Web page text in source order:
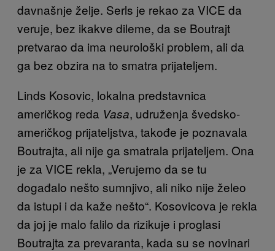
davnašnje želje. Serls je rekao za VICE da
veruje, bez ikakve dileme, da se Boutrajt
pretvarao da ima neurološki problem, ali da
ga bez obzira na to smatra prijateljem.
Linds Kosovic, lokalna predstavnica
američkog reda Vasa, udruženja švedsko-
američkog prijateljstva, takođe je poznavala
Boutrajta, ali nije ga smatrala prijateljem. Ona
je za VICE rekla, „Verujemo da se tu
događalo nešto sumnjivo, ali niko nije želeo
da istupi i da kaže nešto“. Kosovicova je rekla
da joj je malo falilo da rizikuje i proglasi
Boutrajta za prevaranta, kada su se novinari